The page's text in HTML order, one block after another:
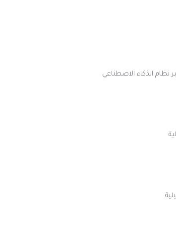
نظام الذكاء الاصطناعي